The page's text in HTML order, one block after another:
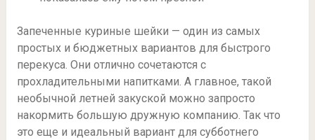
Запеченные куриные шейки — один из самых
простых и бюджетных вариантов для быстрого
перекуса. Они отлично сочетаются с
прохладительными напитками. А главное, такой
необычной летней закуской можно запросто
накормить большую дружную компанию. Так что
это еще и идеальный вариант для субботнего